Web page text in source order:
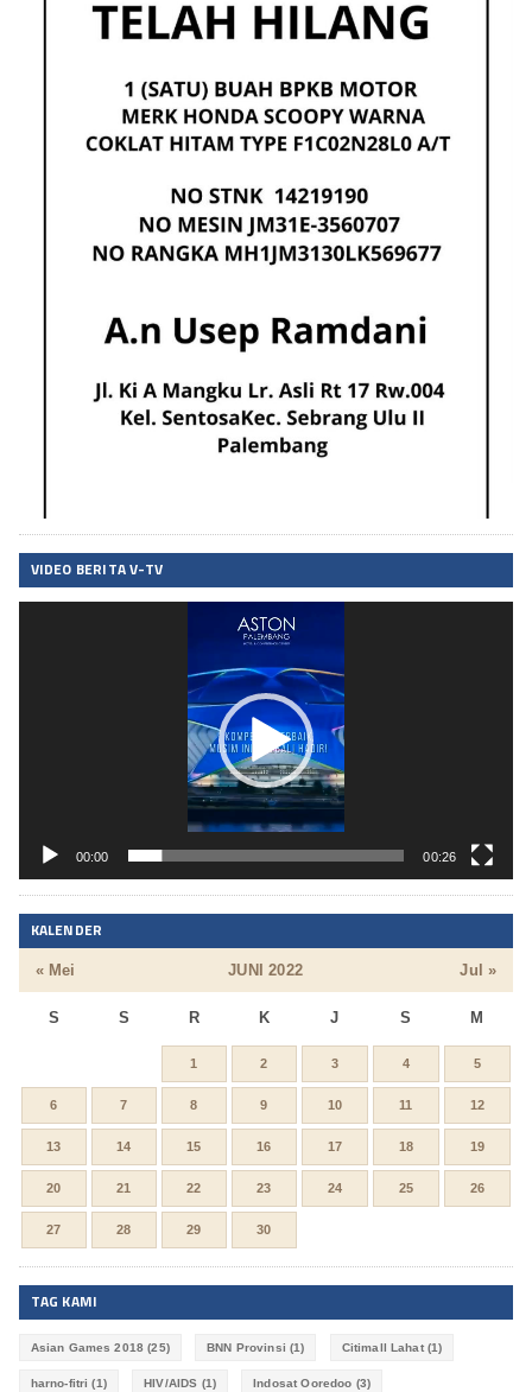
VIDEO BERITA V-TV
00:00 00:26
KALENDER
JUNI 2022
S S R K J S M
« Mei Jul »
1 2 3 4 5
6 7 8 9 10 11 12
13 14 15 16 17 18 19
20 21 22 23 24 25 26
27 28 29 30
TAG KAMI
Asian Games 2018 (25) BNN Provinsi (1) Citimall Lahat(1)
harno-fitri (1) HIV/AIDS (1) Indosat Ooredoo (3)